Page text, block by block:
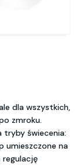
dla wszystkich,
zmroku.
tryby świecenia:
umieszczone na
regulację